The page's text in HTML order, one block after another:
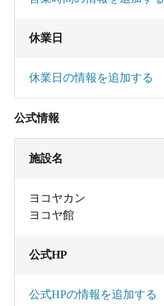
休業日
休業日の情報を追加する
公式情報
施設名
ヨコヤカン
ヨコヤ館
公式HP
公式HPの情報を追加する